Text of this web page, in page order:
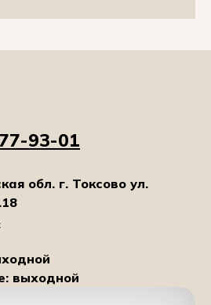
93-01
обл. г. Токсово ул.
выходной